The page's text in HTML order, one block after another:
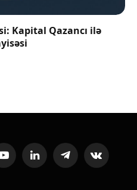
Kapital Qazancı ilə
YouTubeLinkedInTelegramVKontakte